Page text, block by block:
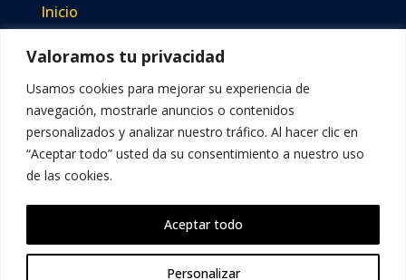
Valoramos tu privacidad
Usamos cookies para mejorar su experiencia de
navegación, mostrarle anuncios o contenidos
personalizados y analizar nuestro tráfico. Al hacer clic en
“Aceptar todo” usted da su consentimiento a nuestro uso
de las cookies.
Personalizar
Aceptar todo
Inicio
Oposiciones TUSSAM
Blog
Contacto
Política de Privacidad
de Cookies